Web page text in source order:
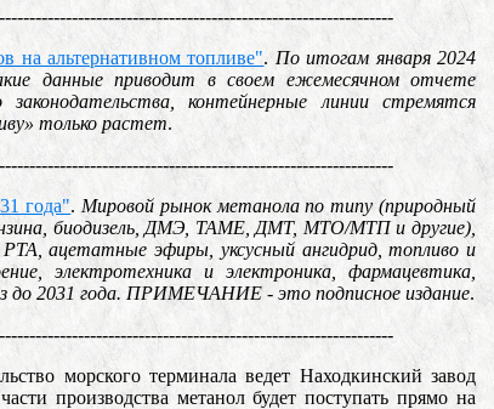
на альтернативном топливе". По итогам января 2024
данные приводит в своем ежемесячном отчете
контейнерные линии стремятся
только растет.
года". Мировой рынок метанола по типу (природный
биодизель, ДМЭ, ТАМЕ, ДМТ, МТО/МТП и другие),
ацетатные эфиры, уксусный ангидрид, топливо и
электротехника и электроника, фармацевтика,
до 2031 года. ПРИМЕЧАНИЕ - это подписное издание.
морского терминала ведет Находкинский завод
производства метанол будет поступать прямо на